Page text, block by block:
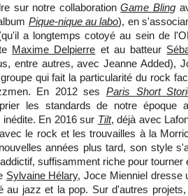
sur notre collaborationGame Bling
Pique-nique au labo), en
a longtemps cotoyé au sein de
Maxime Delpierre et au batteur
entre autres, avec Jeanne Added),
qui fait la particularité du rock
En 2012 ses Paris Short
les standards de notre époque
En 2016 sur Tilt, déjà avec
le rock et les trouvailles à la
années plus tard, son style
suffisamment riche pour tourner
Sylvaine Hélary, Joce Mienniel dresse
au jazz et la pop. Sur d'autres